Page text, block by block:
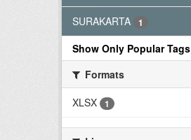
SURAKARTA 1
Show Only Popular Tags
Formats
XLSX
1